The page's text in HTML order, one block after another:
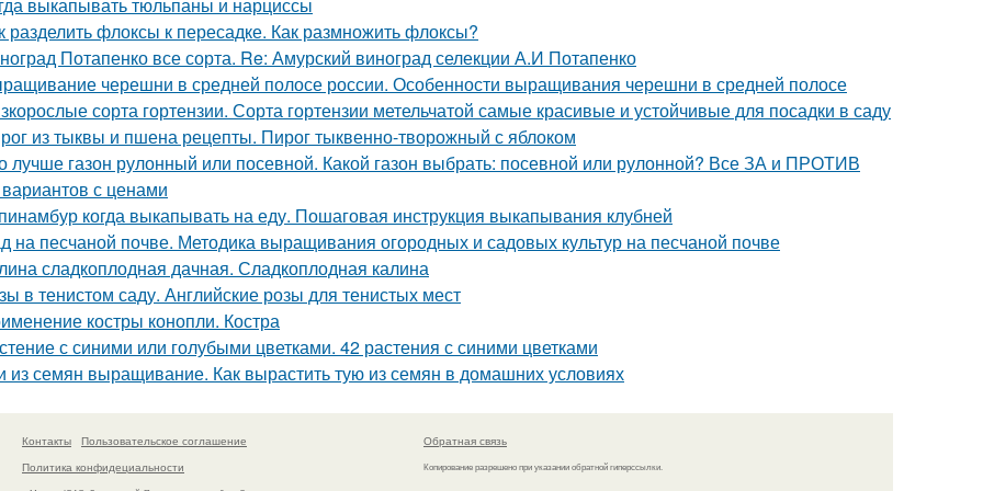
разделить флоксы к пересадке. Как размножить флоксы?
Потапенко все сорта. Re: Амурский виноград селекции А.И Потапенко
черешни в средней полосе россии. Особенности выращивания черешни в средней полосе
сорта гортензии. Сорта гортензии метельчатой самые красивые и устойчивые для посадки в саду
из тыквы и пшена рецепты. Пирог тыквенно-творожный с яблоком
лучше газон рулонный или посевной. Какой газон выбрать: посевной или рулонной? Все ЗА и ПРОТИВ
с ценами
когда выкапывать на еду. Пошаговая инструкция выкапывания клубней
на песчаной почве. Методика выращивания огородных и садовых культур на песчаной почве
сладкоплодная дачная. Сладкоплодная калина
в тенистом саду. Английские розы для тенистых мест
костры конопли. Костра
с синими или голубыми цветками. 42 растения с синими цветками
из семян выращивание. Как вырастить тую из семян в домашних условиях
Контакты
Пользовательское соглашение
Политика конфидециальности
Обратная связь
Копирование разрешено при указании обратной гиперссылки.